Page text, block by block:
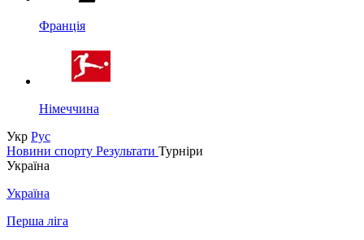
Франція
Німеччина
Укр Рус
Новини спорту Результати Турніри
Україна
Україна
Перша ліга